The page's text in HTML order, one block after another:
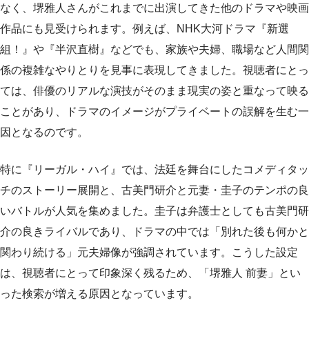
なく、堺雅人さんがこれまでに出演してきた他のドラマや映画
作品にも見受けられます。例えば、NHK大河ドラマ『新選
組！』や『半沢直樹』などでも、家族や夫婦、職場など人間関
係の複雑なやりとりを見事に表現してきました。視聴者にとっ
ては、俳優のリアルな演技がそのまま現実の姿と重なって映る
ことがあり、ドラマのイメージがプライベートの誤解を生む一
因となるのです。
特に『リーガル・ハイ』では、法廷を舞台にしたコメディタッ
チのストーリー展開と、古美門研介と元妻・圭子のテンポの良
いバトルが人気を集めました。圭子は弁護士としても古美門研
介の良きライバルであり、ドラマの中では「別れた後も何かと
関わり続ける」元夫婦像が強調されています。こうした設定
は、視聴者にとって印象深く残るため、「堺雅人 前妻」とい
った検索が増える原因となっています。